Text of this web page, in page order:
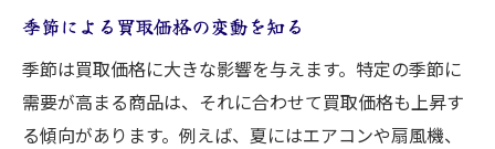
季節による買取価格の変動を知る
季節は買取価格に大きな影響を与えます。特定の季節に
需要が高まる商品は、それに合わせて買取価格も上昇す
る傾向があります。例えば、夏にはエアコンや扇風機、